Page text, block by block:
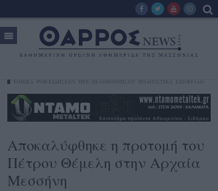
Αποκαλύφθηκε η προτομή του
Πέτρου Θέμελη στην Αρχαία
Μεσσήνη